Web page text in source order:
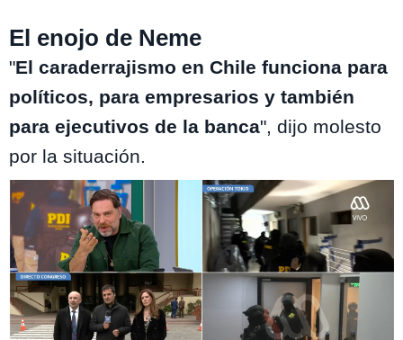
El enojo de Neme
"El caraderrajismo en Chile funciona para
políticos, para empresarios y también
para ejecutivos de la banca", dijo molesto
por la situación.